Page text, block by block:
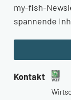
my-fish-
spannende
Kontakt